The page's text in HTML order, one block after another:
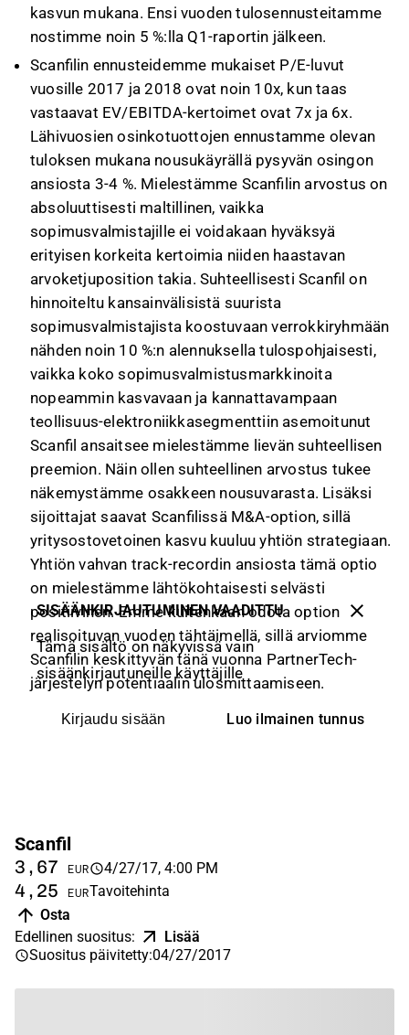
kasvun mukana. Ensi vuoden tulosennusteitamme
nostimme noin 5 %:lla Q1-raportin jälkeen.
Scanfilin ennusteidemme mukaiset P/E-luvut
vuosille 2017 ja 2018 ovat noin 10x, kun taas
vastaavat EV/EBITDA-kertoimet ovat 7x ja 6x.
Lähivuosien osinkotuottojen ennustamme olevan
tuloksen mukana nousukäyrällä pysyvän osingon
ansiosta 3-4 %. Mielestämme Scanfilin arvostus on
absoluuttisesti maltillinen, vaikka
sopimusvalmistajille ei voidakaan hyväksyä
erityisen korkeita kertoimia niiden haastavan
arvoketjuposition takia. Suhteellisesti Scanfil on
hinnoiteltu kansainvälisistä suurista
sopimusvalmistajista koostuvaan verrokkiryhmään
nähden noin 10 %:n alennuksella tulospohjaisesti,
vaikka koko sopimusvalmistusmarkkinoita
nopeammin kasvavaan ja kannattavampaan
teollisuus-elektroniikkasegmenttiin asemoitunut
Scanfil ansaitsee mielestämme lievän suhteellisen
preemion. Näin ollen suhteellinen arvostus tukee
näkemystämme osakkeen nousuvarasta. Lisäksi
sijoittajat saavat Scanfilissä M&A-option, sillä
yritysostovetoinen kasvu kuuluu yhtiön strategiaan.
Yhtiön vahvan track-recordin ansiosta tämä optio
on mielestämme lähtökohtaisesti selvästi
positiivinen. Emme kuitenkaan odota option
realisoituvan vuoden tähtäimellä, sillä arviomme
Scanfilin keskittyvän tänä vuonna PartnerTech-
järjestelyn potentiaalin ulosmittaamiseen.
SISÄÄNKIRJAUTUMINEN VAADITTU
Tämä sisältö on näkyvissä vain
sisäänkirjautuneille käyttäjille
Kirjaudu sisään Luo ilmainen tunnus
Scanfil
3,67 EUR 4/27/17, 4:00 PM
4,25 EURTavoitehinta
Osta
Edellinen suositus:
Lisää
Suositus päivitetty:04/27/2017